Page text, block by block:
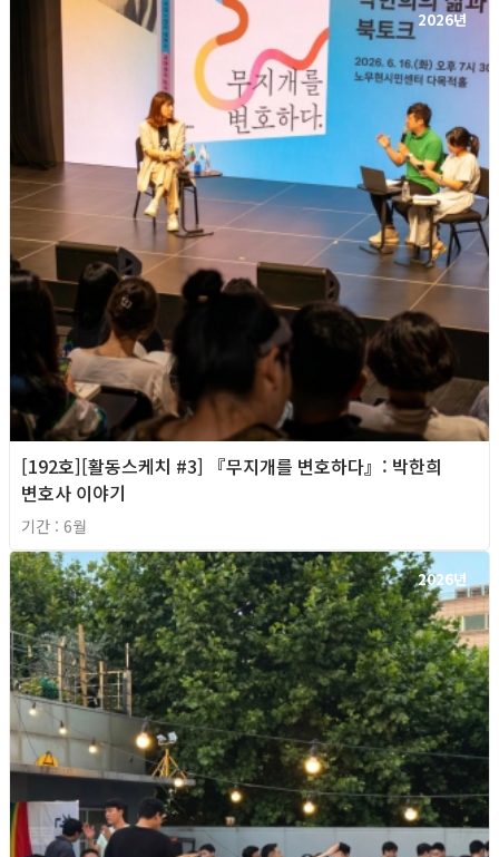
2026년
[192호][활동스케치 #3] 『무지개를 변호하다』: 박한희
변호사 이야기
기간 : 6월
2026년